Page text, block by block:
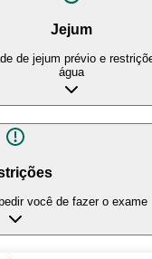
Jejum
de jejum prévio e
água
você de fazer o exame